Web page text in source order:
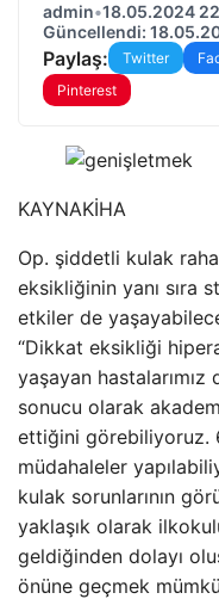
admin•18.05.2024
Güncellendi:
Paylaş: Twitter
Pinterest
KAYNAKİHA
Op. şiddetli kulak
eksikliğinin yanı sıra
etkiler de
“Dikkat eksikliği
yaşayan
sonucu olarak
ettiğini görebiliyoruz.
müdahaleler
kulak sorunlarının
yaklaşık olarak
geldiğinden dolayı
önüne geçmek